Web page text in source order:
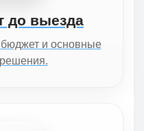
до выезда
и основные